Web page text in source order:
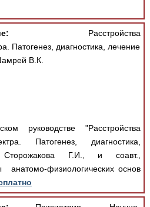
Расстройства
Патогенез, диагностика, лечение
В.К.
руководстве "Расстройства
Патогенез, диагностика,
Г.И., и соавт.,
анатомо-физиологических основ